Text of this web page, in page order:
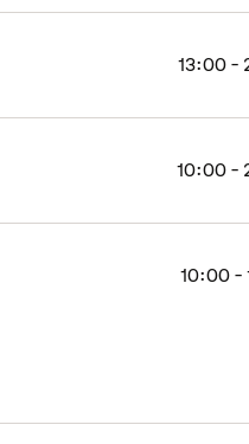
13:00 -
10:00 -
10:00 -